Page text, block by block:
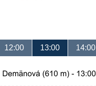
12:00 13:00 14:00